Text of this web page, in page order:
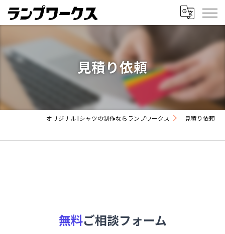
見積り依頼
オリジナルTシャツの制作ならランプワークス 見積り依頼
無料ご相談フォーム